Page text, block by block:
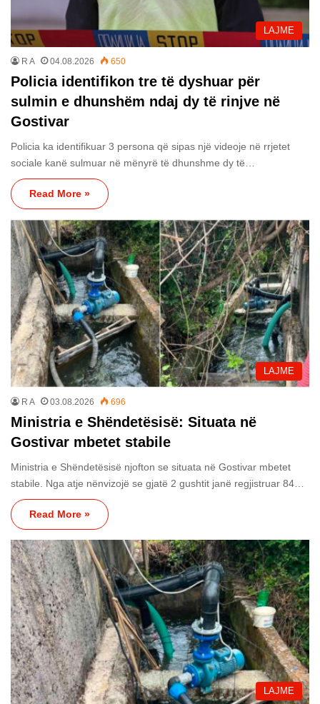
LAJME
R A 04.08.2026 650
Policia identifikon tre të dyshuar për
sulmin e dhunshëm ndaj dy të rinjve në
Gostivar
Policia ka identifikuar 3 persona që sipas një videoje në rrjetet
sociale kanë sulmuar në mënyrë të dhunshme dy të…
Read More »
LAJME
R A 03.08.2026 696
Ministria e Shëndetësisë: Situata në
Gostivar mbetet stabile
Ministria e Shëndetësisë njofton se situata në Gostivar mbetet
stabile. Nga atje nënvizojë se gjatë 2 gushtit janë regjistruar 84…
Read More »
LAJME